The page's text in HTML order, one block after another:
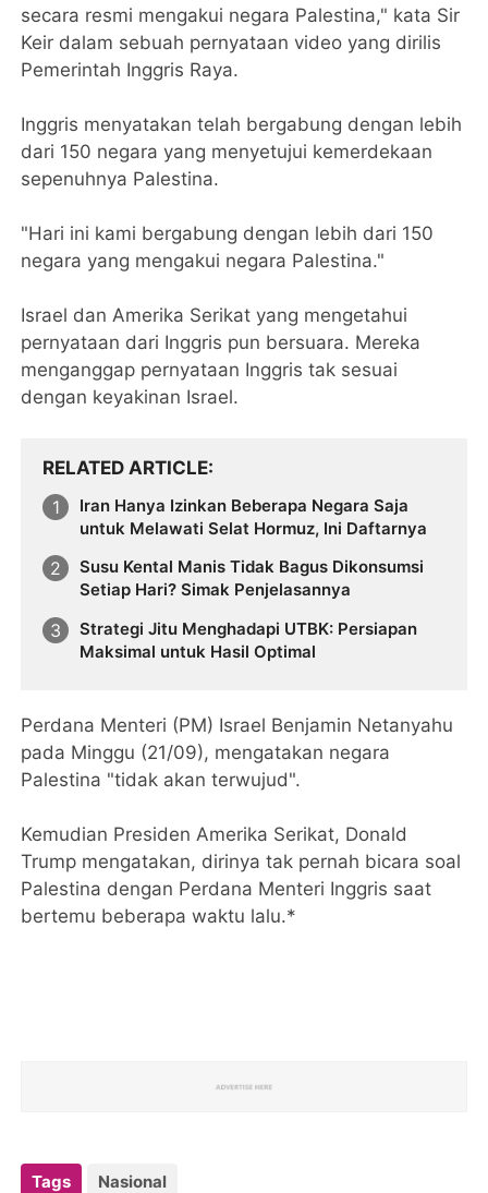
secara resmi mengakui negara Palestina," kata Sir
Keir dalam sebuah pernyataan video yang dirilis
Pemerintah Inggris Raya.
Inggris menyatakan telah bergabung dengan lebih
dari 150 negara yang menyetujui kemerdekaan
sepenuhnya Palestina.
"Hari ini kami bergabung dengan lebih dari 150
negara yang mengakui negara Palestina."
Israel dan Amerika Serikat yang mengetahui
pernyataan dari Inggris pun bersuara. Mereka
menganggap pernyataan Inggris tak sesuai
dengan keyakinan Israel.
RELATED ARTICLE
Iran Hanya Izinkan Beberapa Negara Saja
untuk Melawati Selat Hormuz, Ini Daftarnya
Susu Kental Manis Tidak Bagus Dikonsumsi
Setiap Hari? Simak Penjelasannya
Strategi Jitu Menghadapi UTBK: Persiapan
Maksimal untuk Hasil Optimal
Perdana Menteri (PM) Israel Benjamin Netanyahu
pada Minggu (21/09), mengatakan negara
Palestina "tidak akan terwujud".
Kemudian Presiden Amerika Serikat, Donald
Trump mengatakan, dirinya tak pernah bicara soal
Palestina dengan Perdana Menteri Inggris saat
bertemu beberapa waktu lalu.*
Tags Nasional